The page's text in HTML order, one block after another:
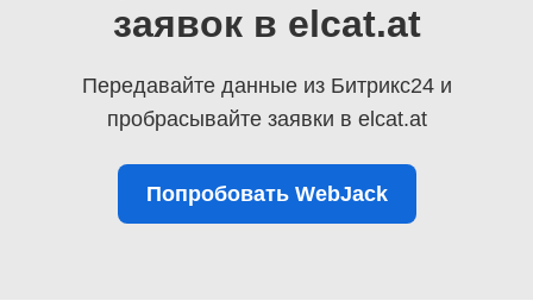
заявок в elcat.at
Передавайте данные из Битрикс24 и
пробрасывайте заявки в elcat.at
Попробовать WebJack